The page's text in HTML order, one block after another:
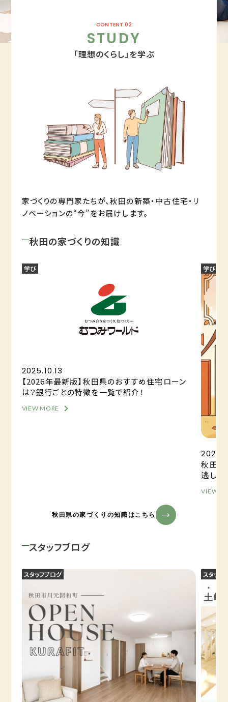
CONTENT 02
STUDY
「理想のくらし」を学ぶ
家づくりの専門家たちが、秋田の新築・中古住宅・リ
ノベーションの“今”をお届けします。
秋田の家づくりの知識
学び
2025.10.13
【2026年最新版】秋田県のおすすめ住宅ローン
は？銀行ごとの特徴を一覧で紹介！
VIEW MORE
学び
秋田の
逃しが
VIEW
秋田県の家づくりの知識はこちら
スタッフブログ
スタッフブログ スタッフ